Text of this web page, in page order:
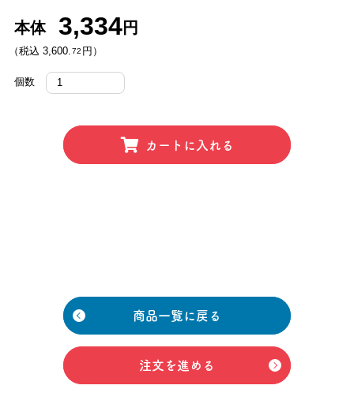
本体 3,334円
（税込 3,600. 72 円）
個数
カートに入れる
商品一覧に戻る
注文を進める